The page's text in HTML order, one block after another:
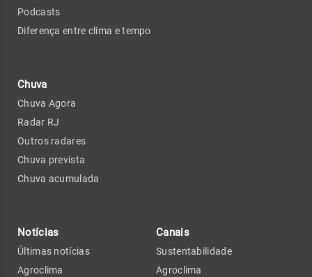
Podcasts
Diferença entre clima e tempo
Chuva
Chuva Agora
Radar RJ
Outros radares
Chuva prevista
Chuva acumulada
Notícias
Últimas notícias
Agroclima
Canais
Sustentabilidade
Agroclima